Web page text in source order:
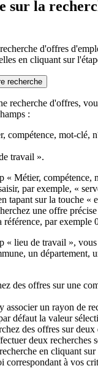
sur la
d'offres
en cliquant sur
recherche
recherche d'offres,
:
compétence, mot-clé,
travail ».
« Métier, compétence,
par exemple, «
tapant sur la touche «
une offre précise
référence, par exemple
« lieu de travail »,
un département,
des offres sur une
associer un rayon de
défaut la valeur
des offres sur deux
deux recherches
en cliquant
correspondant à vos